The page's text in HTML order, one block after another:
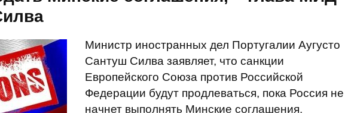
Министр иностранных дел Португалии Аугусто
Сантуш Силва заявляет, что санкции
Европейского Союза против Российской
Федерации будут продлеваться, пока Россия не
начнет выполнять Минские соглашения.